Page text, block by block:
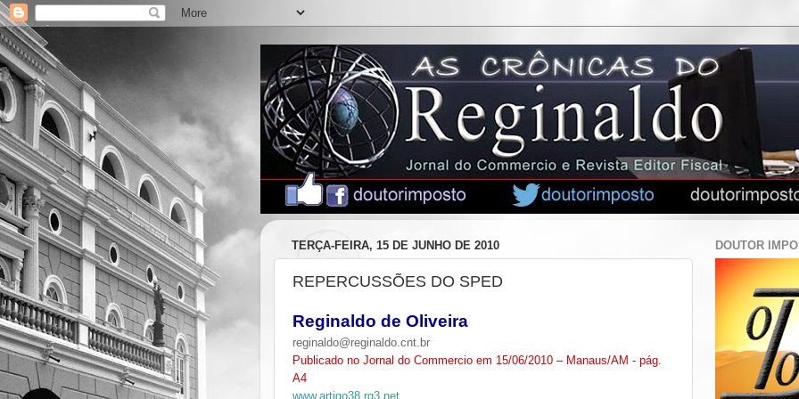
TERÇA-FEIRA, 15 DE JUNHO DE 2010
REPERCUSSÕES DO SPED
Reginaldo de Oliveira
reginaldo@reginaldo.cnt.br
Publicado no Jornal do Commercio em 15/06/2010 – Manaus/AM - pág.
A4
www.artigo38.rg3.net
DOUTOR